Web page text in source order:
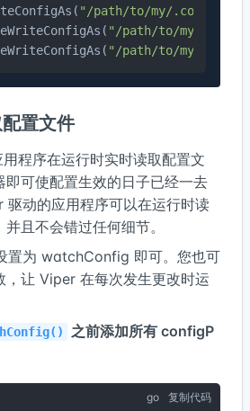
"/path/to/my/.config"
"/path/to/my/
"/path/to/my/
置文件
程序在运行时实时读取配置文
即可使配置生效的日子已经一去
驱动的应用程序可以在运行时读
且不会错过任何细节。
置为 watchConfig 即可。您也可
，让 Viper 在每次发生更改时运
之前添加所有 configP
go 复制代码